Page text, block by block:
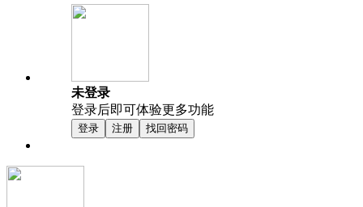
未登录
登录后即可体验更多功能
登录 注册 找回密码